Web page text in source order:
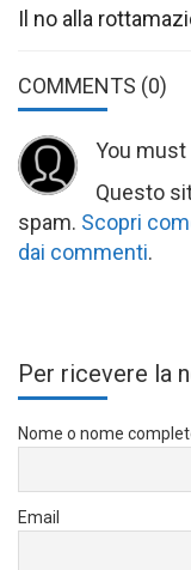
Il no alla
COMMENTS (0)
You must
Questo
spam. Scopri
dai commenti.
Per ricevere la
Nome o nome
Email